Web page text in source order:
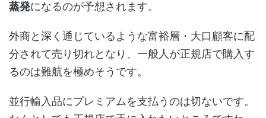
蒸発になるのが予想されます。
外商と深く通じているような富裕層・大口顧客に配
分されて売り切れとなり、一般人が正規店で購入す
るのは難航を極めそうです。
並行輸入品にプレミアムを支払うのは切ないです。